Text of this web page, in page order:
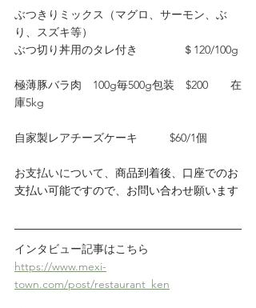
ぶつきりミックス（マグロ、サーモン、ぶ
り、スズキ等）
ぶつ切り丼用のタレ付き　　　　＄120/100g
極薄豚バラ肉　100g毎500g包装　$200　　在
庫5kg
自家製レアチーズケーキ          $60/1個
お支払いについて、 商品到着後、口座でのお
支払い可能ですので、お問い合わせ願います
インタビュー記事はこちら
https://www.mexi-
town.com/post/restaurant_ken